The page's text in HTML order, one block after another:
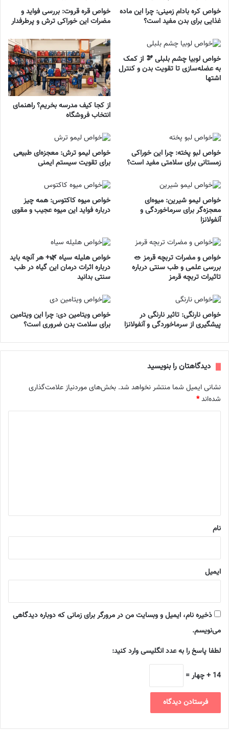
خواص کره بادام زمینی: چرا این ماده
غذایی برای بدن مفید است؟
خواص قره قروت: بررسی فواید و
مضرات این خوراکی ترش و پرطرفدار
خواص لوبیا چشم بلبلی 🫘 از کمک
به عضله‌سازی تا تقویت بدن و کنترل
اشتها
از کجا کیف مدرسه بخریم؟ راهنمای
انتخاب فروشگاه
خواص لبو پخته: چرا این خوراکی
زمستانی برای سلامتی مفید است؟
خواص لیمو ترش: معجزه‌ای طبیعی
برای تقویت سیستم ایمنی
خواص لیمو شیرین: میوه‌ای
معجزه‌گر برای سرماخوردگی و
آنفولانزا
خواص میوه کاکتوس: همه چیز
درباره فواید این میوه عجیب و مقوی
خواص و مضرات تربچه قرمز 🥗
بررسی علمی و طب سنتی درباره
تاثیرات تربچه قرمز
خواص هلیله سیاه 🌿+ هر آنچه باید
درباره اثرات درمان این گیاه در طب
سنتی بدانید
خواص نارنگی: تاثیر نارنگی در
پیشگیری از سرماخوردگی و آنفولانزا
خواص ویتامین دی: چرا این ویتامین
برای سلامت بدن ضروری است؟
دیدگاهتان را بنویسید
نشانی ایمیل شما منتشر نخواهد شد. بخش‌های موردنیاز علامت‌گذاری
شده‌اند*
نام
ایمیل
ذخیره نام، ایمیل و وبسایت من در مرورگر برای زمانی که دوباره دیدگاهی
می‌نویسم.
لطفا پاسخ را به عدد انگلیسی وارد کنید:
14 + چهار =